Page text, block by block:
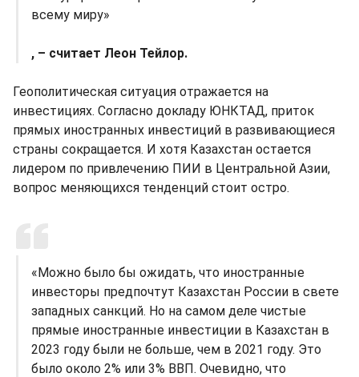
всему миру»
, – считает Леон Тейлор.
Геополитическая ситуация отражается на
инвестициях. Согласно докладу ЮНКТАД, приток
прямых иностранных инвестиций в развивающиеся
страны сокращается. И хотя Казахстан остается
лидером по привлечению ПИИ в Центральной Азии,
вопрос меняющихся тенденций стоит остро.
«Можно было бы ожидать, что иностранные
инвесторы предпочтут Казахстан России в свете
западных санкций. Но на самом деле чистые
прямые иностранные инвестиции в Казахстан в
2023 году были не больше, чем в 2021 году. Это
было около 2% или 3% ВВП. Очевидно, что